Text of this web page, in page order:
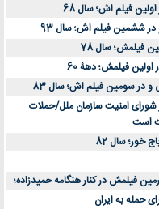
فیلم اش؛ سال 68
شورای امنیت سازمان ملل/حملات
است
حمله به ایران